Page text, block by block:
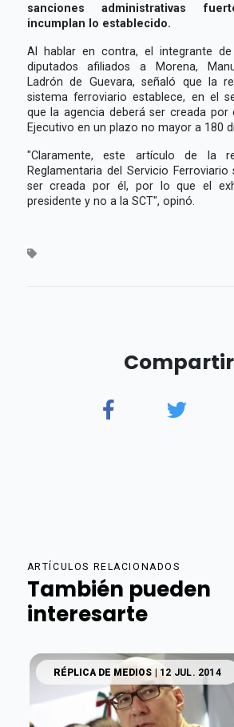
sanciones administrativas
incumplan lo establecido.
Al hablar en contra, el integrante
diputados afiliados a Morena,
Ladrón de Guevara, señaló que la
sistema ferroviario establece, en el
que la agencia deberá ser creada por
Ejecutivo en un plazo no mayor a 180
"Claramente, este artículo de la
Reglamentaria del Servicio Ferroviario
ser creada por él, por lo que el
presidente y no a la SCT", opinó.
Compartir
ARTÍCULOS RELACIONADOS
También pueden
interesarte
RÉPLICA DE MEDIOS | 12 JUL. 2014